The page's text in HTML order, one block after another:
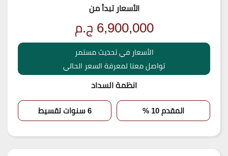
الأسعار تبدأ من
6,900,000ج.م
الأسعار في تحديث مستمر
تواصل معنا لمعرفة السعر الحالي
انظمة السداد
المقدم 10 % 6 سنوات تقسيط